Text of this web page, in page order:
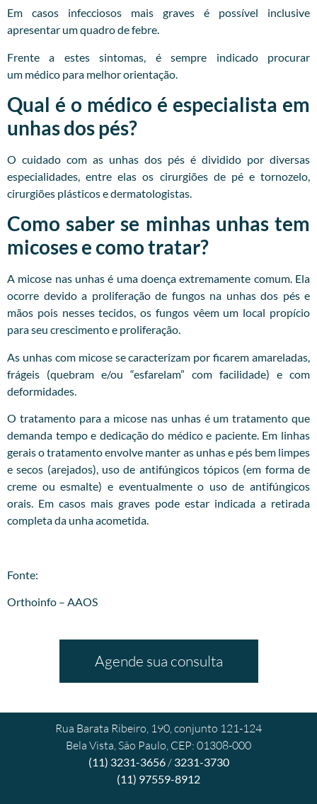
Em casos infecciosos mais graves é possível inclusive
apresentar um quadro de febre.
Frente a estes sintomas, é sempre indicado procurar
um médico para melhor orientação.
Qual é o médico é especialista em
unhas dos pés?
O cuidado com as unhas dos pés é dividido por diversas
especialidades, entre elas os cirurgiões de pé e tornozelo,
cirurgiões plásticos e dermatologistas.
Como saber se minhas unhas tem
micoses e como tratar?
A micose nas unhas é uma doença extremamente comum. Ela
ocorre devido a proliferação de fungos na unhas dos pés e
mãos pois nesses tecidos, os fungos vêem um local propício
para seu crescimento e proliferação.
As unhas com micose se caracterizam por ficarem amareladas,
frágeis (quebram e/ou “esfarelam” com facilidade) e com
deformidades.
O tratamento para a micose nas unhas é um tratamento que
demanda tempo e dedicação do médico e paciente. Em linhas
gerais o tratamento envolve manter as unhas e pés bem limpes
e secos (arejados), uso de antifúngicos tópicos (em forma de
creme ou esmalte) e eventualmente o uso de antifúngicos
orais. Em casos mais graves pode estar indicada a retirada
completa da unha acometida.
Fonte:
Orthoinfo – AAOS
Agende sua consulta
Rua Barata Ribeiro, 190, conjunto 121-124
Bela Vista, São Paulo, CEP: 01308-000
(11) 3231-3656/ 3231-3730
(11) 97559-8912